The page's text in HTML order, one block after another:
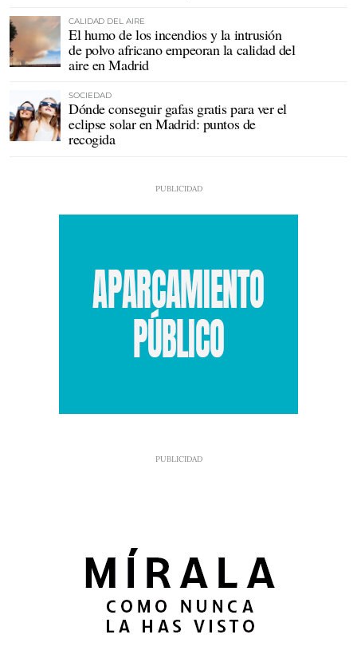
CALIDAD DEL AIRE
El humo de los incendios y la intrusión
de polvo africano empeoran la calidad del
aire en Madrid
SOCIEDAD
Dónde conseguir gafas gratis para ver el
eclipse solar en Madrid: puntos de
recogida